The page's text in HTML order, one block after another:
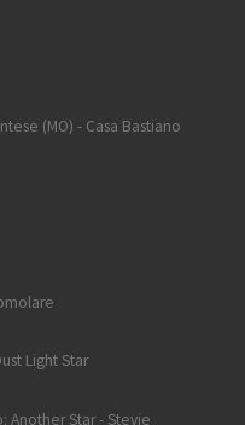
(MO) - Casa Bastiano
Light Star
Another Star - Stevie